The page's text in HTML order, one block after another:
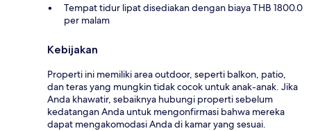
Tempat tidur lipat disediakan dengan biaya THB 1800.0
per malam
Kebijakan
Properti ini memiliki area outdoor, seperti balkon, patio,
dan teras yang mungkin tidak cocok untuk anak-anak. Jika
Anda khawatir, sebaiknya hubungi properti sebelum
kedatangan Anda untuk mengonfirmasi bahwa mereka
dapat mengakomodasi Anda di kamar yang sesuai.